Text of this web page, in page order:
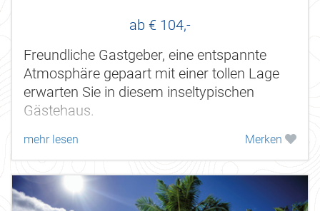
ab € 104,-
Freundliche Gastgeber, eine entspannte
Atmosphäre gepaart mit einer tollen Lage
erwarten Sie in diesem inseltypischen
Gästehaus.
mehr lesen Merken